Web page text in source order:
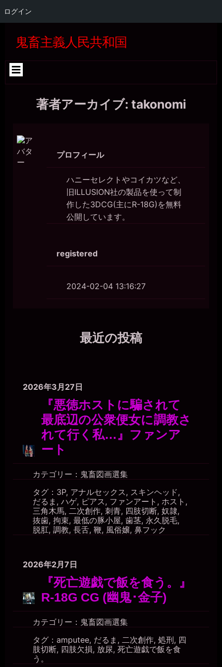
ログイン
ン
テ
ス
ッ
プ
to
SEARCH-
to
GTRANSLATE-
to
RECENT-
to
CATEGORIES-
to
BLOCK-
to
WP_STATISTICS_WIDGET-
to
META-
to
BLOCK-
to
BLOCK-
to
BLOCK-
to
QUICK-
to
BLOCK-
to
BLOCK-
to
BLOCK-
to
TAG_CLOUD-
to
BLOCK-
鬼畜主義人民共和国
著者アーカイブ: takonomi
プロフィール
ハニーセレクトやコイカツなど、
旧ILLUSION社の製品を使って制
作した3DCG(主にR-18G)を無料
公開しています。
registered
2024-02-04 13:16:27
最近の投稿
2026年3月27日
『悪徳ホストに騙されて
最底辺の公衆便女に調教さ
れて行く私…』ファンア
ート
カテゴリー： 鬼畜図画選集
タグ： 3P, アナルセックス, スキンヘッド,
だるま , ハゲ, ピアス, ファンアート , ホスト ,
三角木馬, 二次創作, 刺青, 四肢切断, 奴隷,
抜歯, 拘束, 最低の豚小屋, 歯茎, 永久脱毛,
脱肛, 調教, 長舌, 鞭, 風俗嬢, 鼻フック
2026年2月7日
『死亡遊戯で飯を食う。』
R-18G CG (幽鬼･金子)
カテゴリー： 鬼畜図画選集
タグ： amputee, だるま , 二次創作, 処刑, 四
肢切断, 四肢欠損, 放尿, 死亡遊戯で飯を食
う。